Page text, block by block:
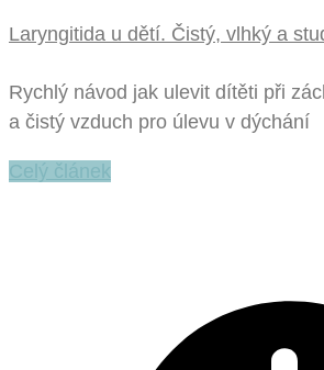
Laryngitida u dětí. Čistý, vlhký a
Rychlý návod jak ulevit dítěti při
a čistý vzduch pro úlevu v dýchání
Celý článek